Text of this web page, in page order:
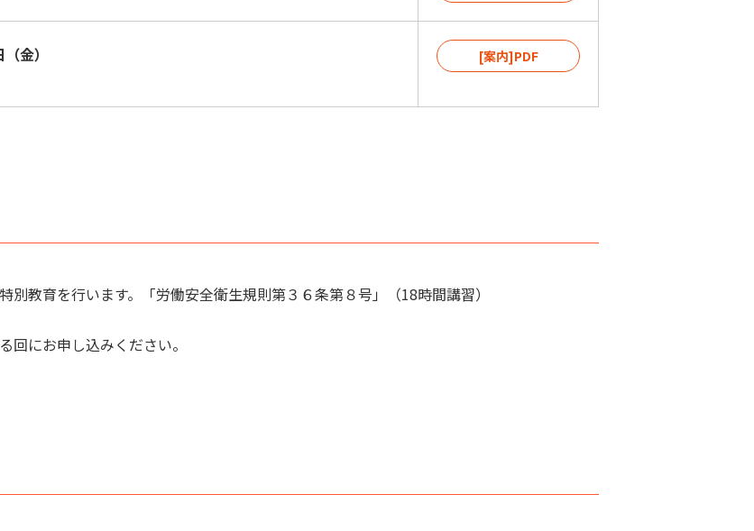
金） [案内]PDF
教育を行います。「労働安全衛生規則第３６条第８号」（18時間講習）
回にお申し込みください。